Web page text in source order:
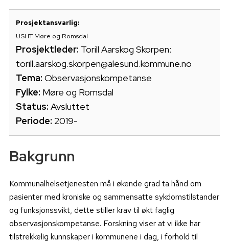
Prosjektansvarlig:
USHT Møre og Romsdal
Prosjektleder: Torill Aarskog Skorpen:
torill.aarskog.skorpen@alesund.kommune.no
Tema: Observasjonskompetanse
Fylke: Møre og Romsdal
Status: Avsluttet
Periode: 2019-
Bakgrunn
Kommunalhelsetjenesten må i økende grad ta hånd om
pasienter med kroniske og sammensatte sykdomstilstander
og funksjonssvikt, dette stiller krav til økt faglig
observasjonskompetanse. Forskning viser at vi ikke har
tilstrekkelig kunnskaper i kommunene i dag, i forhold til